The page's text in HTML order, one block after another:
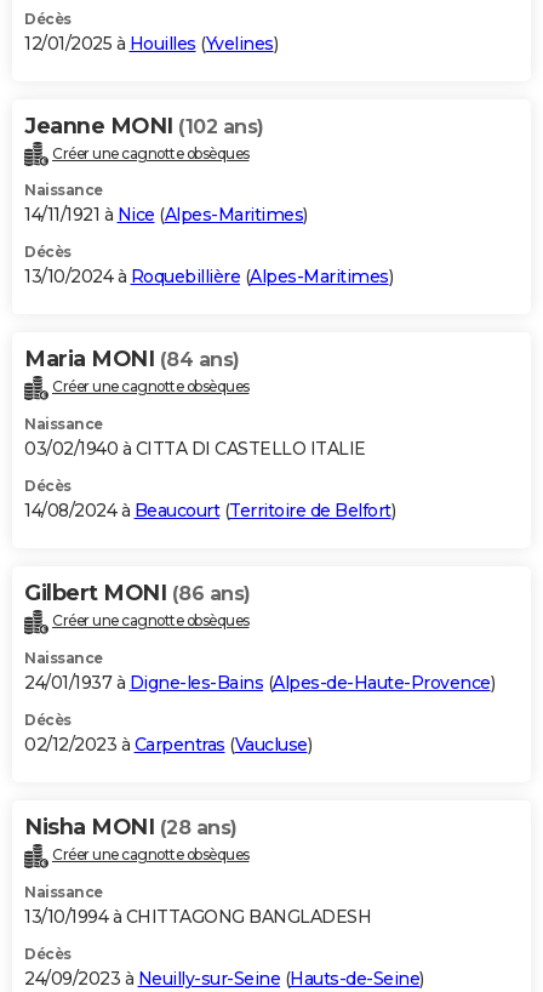
Décès
12/01/2025 à Houilles (Yvelines)
Jeanne MONI (102 ans)
Créer une cagnotte obsèques
Naissance
14/11/1921 à Nice (Alpes-Maritimes)
Décès
13/10/2024 à Roquebillière (Alpes-Maritimes)
Maria MONI (84 ans)
Créer une cagnotte obsèques
Naissance
03/02/1940 à CITTA DI CASTELLO ITALIE
Décès
14/08/2024 à Beaucourt(Territoire de Belfort)
Gilbert MONI (86 ans)
Créer une cagnotte obsèques
Naissance
24/01/1937 à Digne-les-Bains (Alpes-de-Haute-Provence)
Décès
02/12/2023 à Carpentras (Vaucluse)
Nisha MONI (28 ans)
Créer une cagnotte obsèques
Naissance
13/10/1994 à CHITTAGONG BANGLADESH
Décès
24/09/2023 à Neuilly-sur-Seine (Hauts-de-Seine)